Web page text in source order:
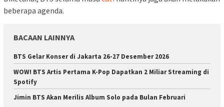
beberapa agenda.
BACAAN LAINNYA
BTS Gelar Konser di Jakarta 26-27 Desember 2026
WOW! BTS Artis Pertama K-Pop Dapatkan 2 Miliar Streaming di
Spotify
Jimin BTS Akan Merilis Album Solo pada Bulan Februari